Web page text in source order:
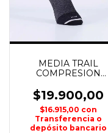
MEDIA TRAIL
COMPRESION
$19.900,00
$16.915,00 con
Transferencia o
depósito bancario